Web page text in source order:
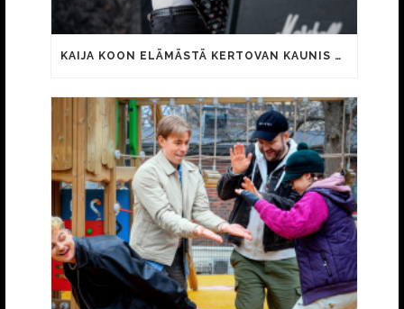
KAIJA KOON ELÄMÄSTÄ KERTOVAN KAUNIS RIETAS ONNELLINEN -ELOKUVAN TRAILER JULKI